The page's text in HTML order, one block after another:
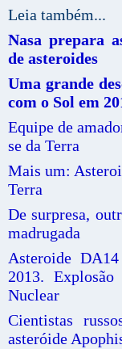
Leia também...
Nasa prepara
de asteroides
Uma grande
com o Sol em
Equipe de
se da Terra
Mais um:
Terra
De surpresa,
madrugada
Asteroide
2013.
Nuclear
Cientistas
asteróide